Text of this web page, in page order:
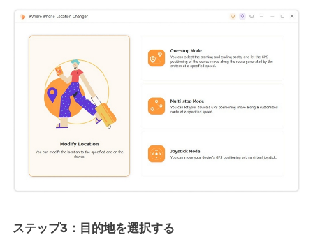
ステップ3：目的地を選択する